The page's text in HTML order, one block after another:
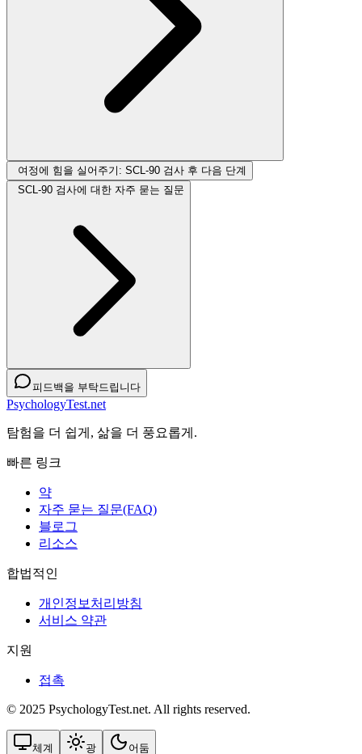
여정에 힘을 실어주기: SCL-90 검사 후 다음 단계
SCL-90 검사에 대한 자주 묻는 질문
피드백을 부탁드립니다
PsychologyTest.net
탐험을 더 쉽게, 삶을 더 풍요롭게.
빠른 링크
약
자주 묻는 질문(FAQ)
블로그
리소스
합법적인
개인정보처리방침
서비스 약관
지원
접촉
© 2025 PsychologyTest.net. All rights reserved.
체계 광 어둠